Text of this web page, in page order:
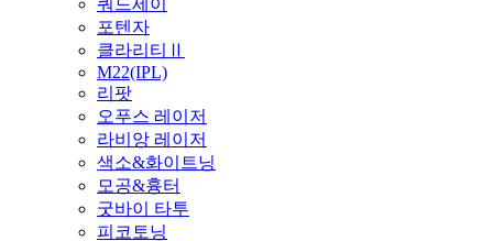
쿼드세이
포텐자
클라리티Ⅱ
M22(IPL)
리팟
오푸스 레이저
라비앙 레이저
색소&화이트닝
모공&흉터
굿바이 타투
피코토닝